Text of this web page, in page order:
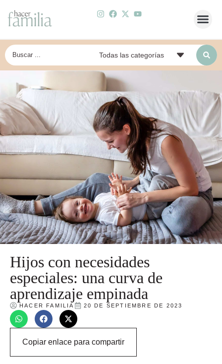
Hijos con necesidades
especiales: una curva de
aprendizaje empinada
HACER FAMILIA 20 DE SEPTIEMBRE DE 2023
Copiar enlace para compartir